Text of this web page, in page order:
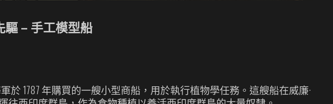
驅– 手工模型船
軍於 1787 年購買的一艘小型商船，用於執行植物學任務。這艘船在威廉·